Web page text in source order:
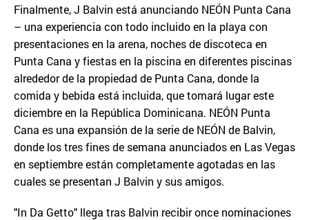
Finalmente, J Balvin está anunciando NEÓN Punta Cana
– una experiencia con todo incluido en la playa con
presentaciones en la arena, noches de discoteca en
Punta Cana y fiestas en la piscina en diferentes piscinas
alrededor de la propiedad de Punta Cana, donde la
comida y bebida está incluida, que tomará lugar este
diciembre en la República Dominicana. NEÓN Punta
Cana es una expansión de la serie de NEÓN de Balvin,
donde los tres fines de semana anunciados en Las Vegas
en septiembre están completamente agotadas en las
cuales se presentan J Balvin y sus amigos.
"In Da Getto" llega tras Balvin recibir once nominaciones